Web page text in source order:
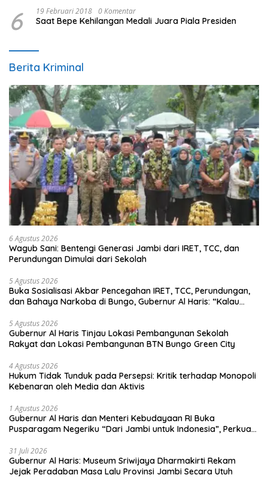
6 19 Februari 2018 0 Komentar
Saat Bepe Kehilangan Medali Juara Piala Presiden
Berita Kriminal
6 Agustus 2026
Wagub Sani: Bentengi Generasi Jambi dari IRET, TCC, dan
Perundungan Dimulai dari Sekolah
5 Agustus 2026
Buka Sosialisasi Akbar Pencegahan IRET, TCC, Perundungan,
dan Bahaya Narkoba di Bungo, Gubernur Al Haris: “Kalau
tangan”
5 Agustus 2026
Gubernur Al Haris Tinjau Lokasi Pembangunan Sekolah
Rakyat dan Lokasi Pembangunan BTN Bungo Green City
4 Agustus 2026
Hukum Tidak Tunduk pada Persepsi: Kritik terhadap Monopoli
Kebenaran oleh Media dan Aktivis
1 Agustus 2026
Gubernur Al Haris dan Menteri Kebudayaan RI Buka
Pusparagam Negeriku “Dari Jambi untuk Indonesia”, Perkuat
31 Juli 2026
Gubernur Al Haris: Museum Sriwijaya Dharmakirti Rekam
Jejak Peradaban Masa Lalu Provinsi Jambi Secara Utuh